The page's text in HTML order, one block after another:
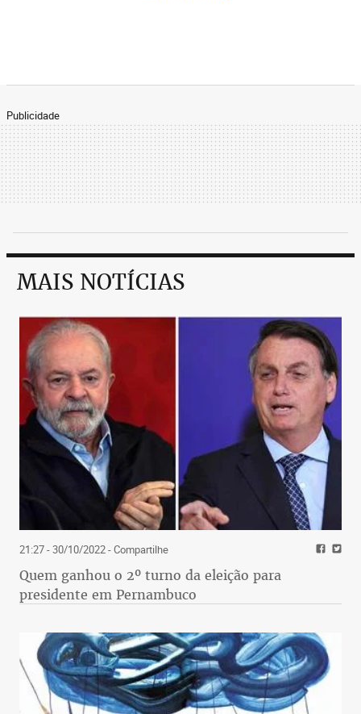
Publicidade
MAIS NOTÍCIAS
21:27 - 30/10/2022- Compartilhe
Quem ganhou o 2º turno da eleição para
presidente em Pernambuco